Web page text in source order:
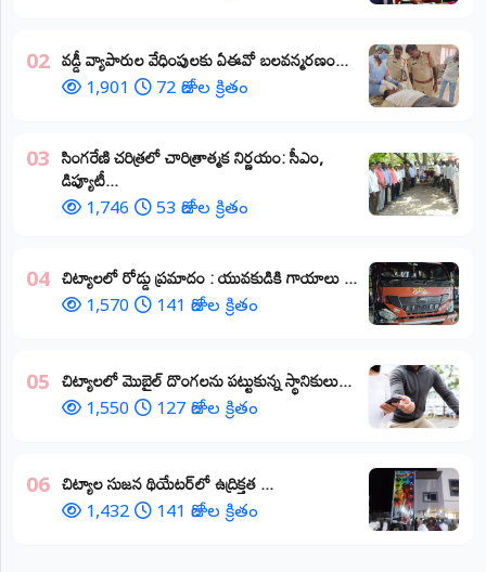
02 వడ్డీ వ్యాపారుల వేధింపులకు ఏఈవో బలవన్మరణం...
1,901 72 రోజుల క్రితం
03 ​సింగరేణి చరిత్రలో చారిత్రాత్మక నిర్ణయం: సీఎం,
డిప్యూటీ...
1,746 53 రోజుల క్రితం
04 చిట్యాలలో రోడ్డు ప్రమాదం : యువకుడికి గాయాలు ​...
1,570 141 రోజుల క్రితం
05 చిట్యాలలో మొబైల్ దొంగలను పట్టుకున్న స్థానికులు...
1,550 127 రోజుల క్రితం
06 చిట్యాల సుజన థియేటర్‌లో ఉద్రిక్తత ...
1,432 141 రోజుల క్రితం